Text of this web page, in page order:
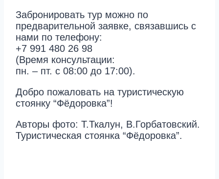
Забронировать тур можно по
предварительной заявке, связавшись с
нами по телефону:
+7 991 480 26 98
(Время консультации:
пн. – пт. с 08:00 до 17:00).
Добро пожаловать на туристическую
стоянку “Фёдоровка”!
Авторы фото: Т.Ткалун, В.Горбатовский.
Туристическая стоянка “Фёдоровка”.